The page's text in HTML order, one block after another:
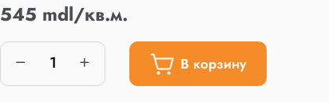
545 mdl/кв.м.
В корзину